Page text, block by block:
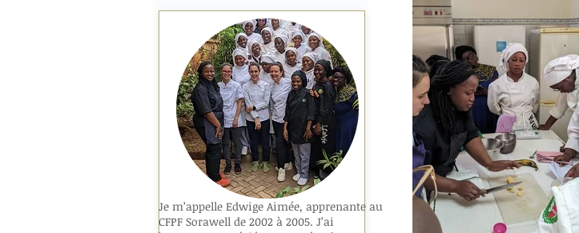
Je m’appelle Edwige Aimée, apprenante au
CFPF Sorawell de 2002 à 2005. J’ai